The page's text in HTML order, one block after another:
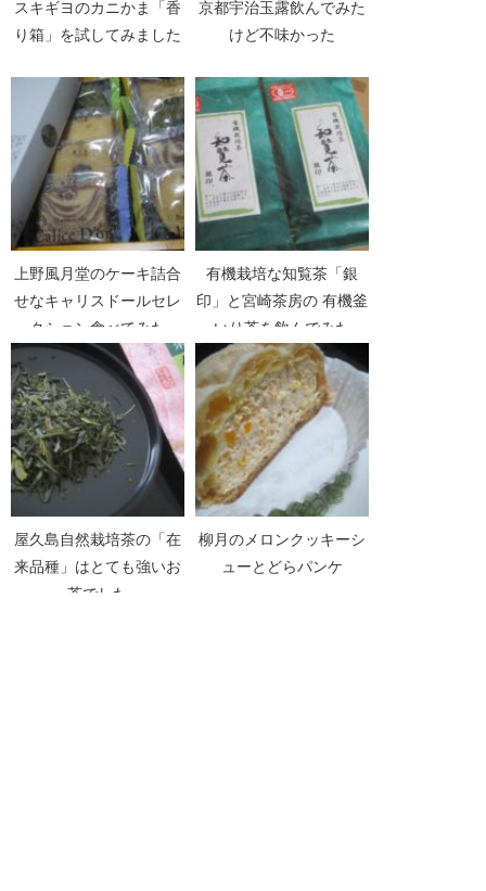
スキギヨのカニかま「香
り箱」を試してみました
京都宇治玉露飲んでみた
けど不味かった
上野風月堂のケーキ詰合
せなキャリスドールセレ
クション食べてみた
有機栽培な知覧茶「銀
印」と宮崎茶房の 有機釜
いり茶を飲んでみた
屋久島自然栽培茶の「在
来品種」はとても強いお
茶でした
柳月のメロンクッキーシ
ューとどらパンケ